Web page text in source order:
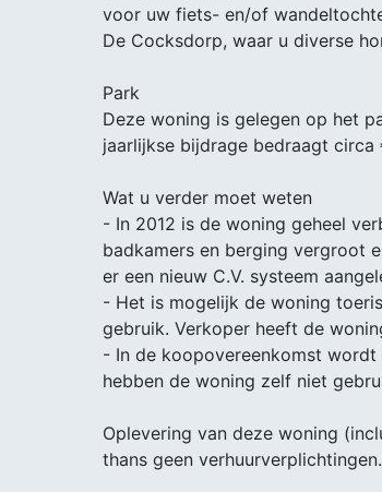
voor uw fiets- en/of
De Cocksdorp, waar u diverse
Park
Deze woning is gelegen op het
jaarlijkse bijdrage bedraagt circa
Wat u verder moet weten
- In 2012 is de woning geheel
badkamers en berging vergroot
er een nieuw C.V. systeem
- Het is mogelijk de woning
gebruik. Verkoper heeft de
- In de koopovereenkomst
hebben de woning zelf niet
Oplevering van deze woning
thans geen verhuurverplichtingen.